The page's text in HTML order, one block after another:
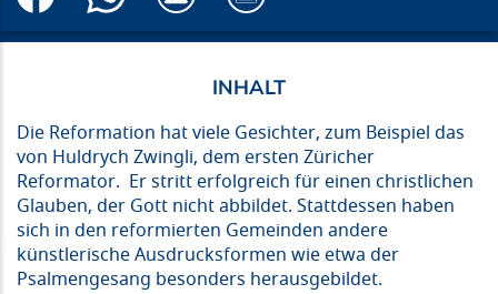
Die Reformation hat viele Gesichter, zum Beispiel das
von Huldrych Zwingli, dem ersten Züricher
Reformator. Er stritt erfolgreich für einen christlichen
Glauben, der Gott nicht abbildet. Stattdessen haben
sich in den reformierten Gemeinden andere
künstlerische Ausdrucksformen wie etwa der
Psalmengesang besonders herausgebildet.